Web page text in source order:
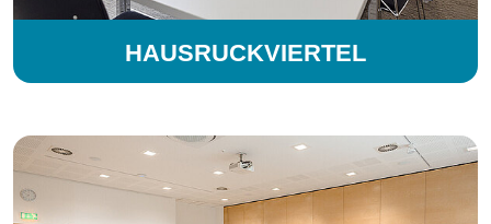
HAUSRUCKVIERTEL